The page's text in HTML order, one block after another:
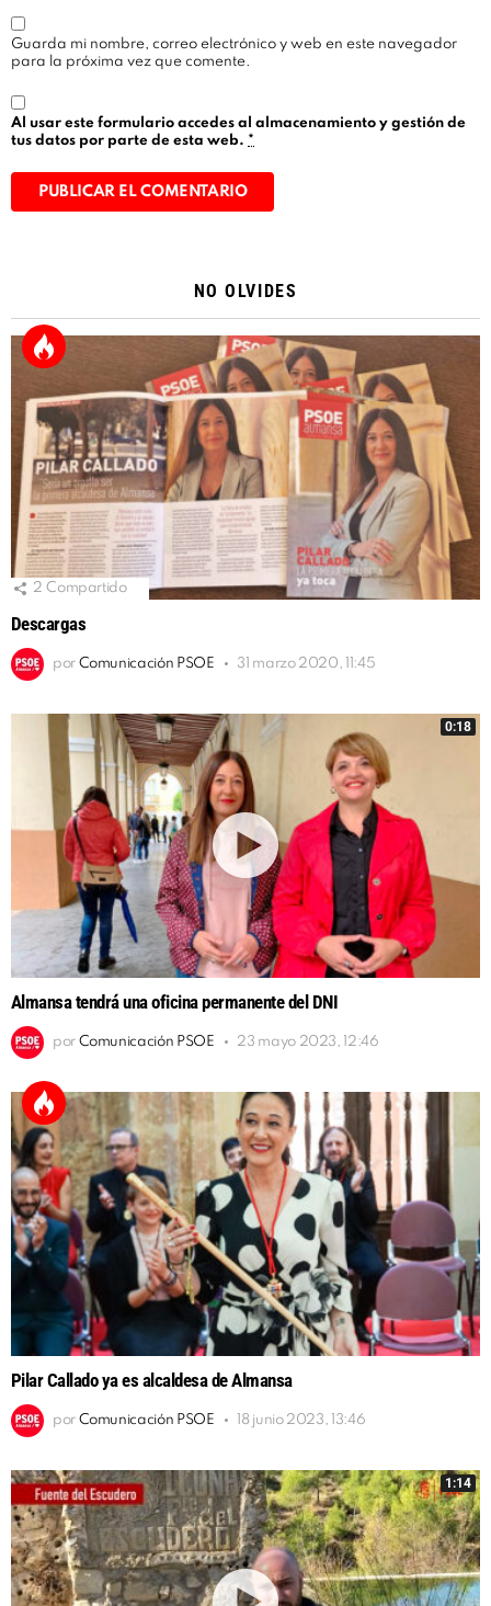
Guarda mi nombre, correo electrónico y web en este navegador
para la próxima vez que comente.
Al usar este formulario accedes al almacenamiento y gestión de
tus datos por parte de esta web. *
NO OLVIDES
2 Compartido
Descargas
por Comunicación PSOE 31 marzo 2020, 11:45
0:18
Almansa tendrá una oficina permanente del DNI
por Comunicación PSOE 23 mayo 2023, 12:46
Pilar Callado ya es alcaldesa de Almansa
por Comunicación PSOE 18 junio 2023, 13:46
1:14